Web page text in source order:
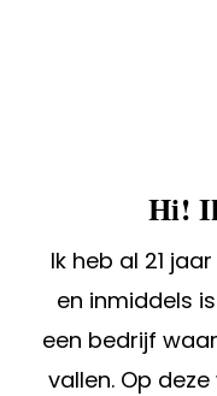
Hi!
Ik heb al 21
en inmiddels
een bedrijf
vallen. Op